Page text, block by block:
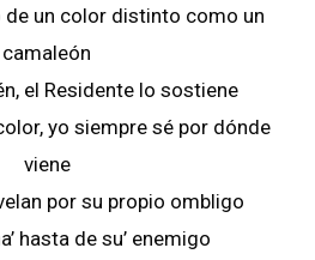
de un color distinto como un
camaleón
el Residente lo sostiene
yo siempre sé por dónde
viene
por su propio ombligo
hasta de su’ enemigo